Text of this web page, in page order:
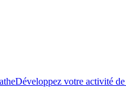
Développez votre activité